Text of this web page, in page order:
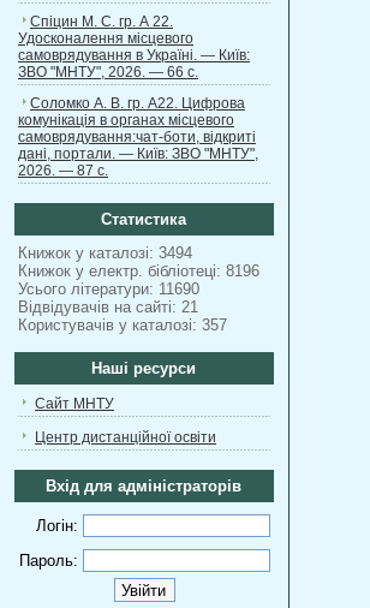
Спіцин М. С. гр. А 22.
Удосконалення місцевого
самоврядування в Україні. — Київ:
ЗВО "МНТУ", 2026. — 66 с.
Соломко А. В. гр. А22. Цифрова
комунікація в органах місцевого
самоврядування:чат-боти, відкриті
дані, портали. — Київ: ЗВО "МНТУ",
2026. — 87 с.
Статистика
Книжок у каталозі: 3494
Книжок у електр. бібліотеці: 8196
Усього літератури: 11690
Відвідувачів на сайті: 21
Користувачів у каталозі: 357
Наші ресурси
Сайт МНТУ
Центр дистанційної освіти
Вхід для адміністраторів
Логін:
Пароль: